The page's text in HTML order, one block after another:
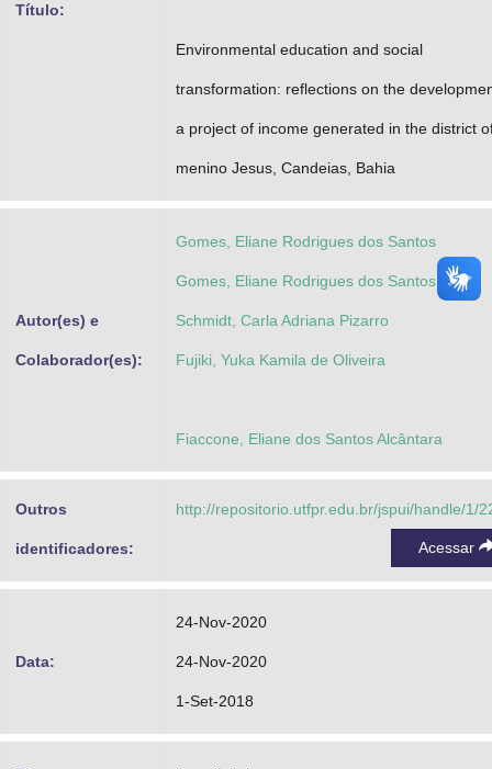
Título:
Environmental education and social
transformation: reflections on the
a project of income generated in the district
menino Jesus, Candeias, Bahia
Autor(es) e
Colaborador(es):
Gomes, Eliane Rodrigues dos Santos
Gomes, Eliane Rodrigues dos Santos
Schmidt, Carla Adriana Pizarro
Fujiki, Yuka Kamila de Oliveira
Fiaccone, Eliane dos Santos Alcântara
Outros
identificadores:
http://repositorio.utfpr.edu.br/jspui/handle/1/
Acessar
Data:
24-Nov-2020
24-Nov-2020
1-Set-2018